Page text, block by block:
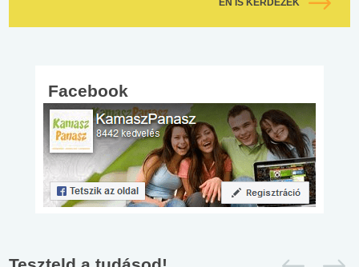
ÉN IS KÉRDEZEK
Facebook